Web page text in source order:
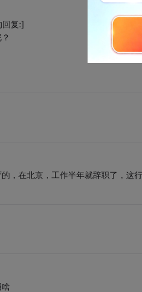
复:]
，在北京，工作半年就辞职了，这